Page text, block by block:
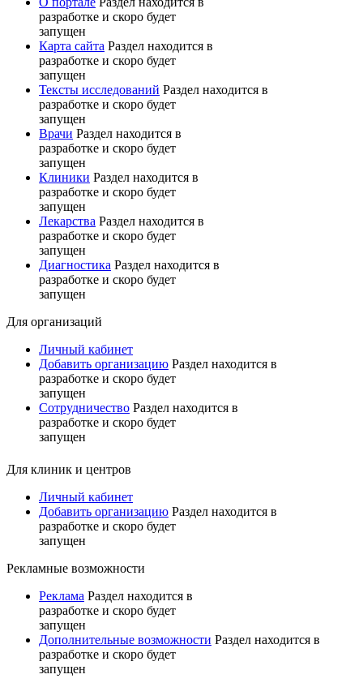
разработке и скоро будет
запущен
Карта сайта Раздел находится в
разработке и скоро будет
запущен
Тексты исследований Раздел находится в
разработке и скоро будет
запущен
Врачи Раздел находится в
разработке и скоро будет
запущен
Клиники Раздел находится в
разработке и скоро будет
запущен
Лекарства Раздел находится в
разработке и скоро будет
запущен
Диагностика Раздел находится в
разработке и скоро будет
запущен
Для организаций
Личный кабинет
Добавить организацию Раздел находится в
разработке и скоро будет
запущен
Сотрудничество Раздел находится в
разработке и скоро будет
запущен
Для клиник и центров
Личный кабинет
Добавить организацию Раздел находится в
разработке и скоро будет
запущен
Рекламные возможности
Реклама Раздел находится в
разработке и скоро будет
запущен
Дополнительные возможности Раздел находится в
разработке и скоро будет
запущен